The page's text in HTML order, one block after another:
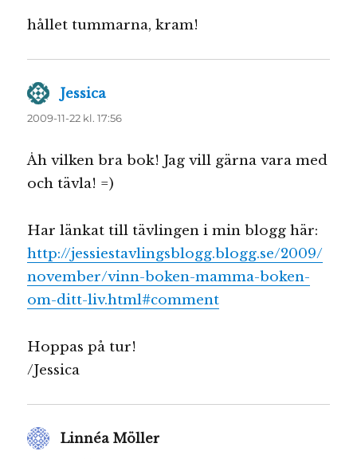
hållet tummarna, kram!
Jessica
2009-11-22 kl. 17:56
Åh vilken bra bok! Jag vill gärna vara med
och tävla! =)
Har länkat till tävlingen i min blogg här:
http://jessiestavlingsblogg.blogg.se/2009/
november/vinn-boken-mamma-boken-
om-ditt-liv.html#comment
Hoppas på tur!
/Jessica
Linnéa Möllerskriver: